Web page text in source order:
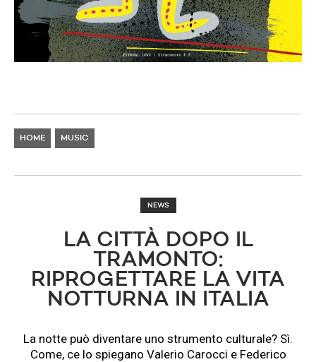
HOME MUSIC
NEWS
LA CITTÀ DOPO IL
TRAMONTO:
RIPROGETTARE LA VITA
NOTTURNA IN ITALIA
La notte può diventare uno strumento culturale? Sì.
Come, ce lo spiegano Valerio Carocci e Federico